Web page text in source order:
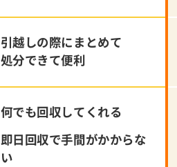
引越しの際にまとめて
処分できて便利
何でも回収してくれる
即日回収で手間がかからな
い